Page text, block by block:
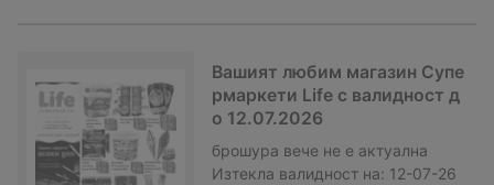
Вашият любим магазин Супе
рмаркети Life с валидност д
о 12.07.2026
брошура вече не е актуална
Изтекла валидност на: 12-07-26